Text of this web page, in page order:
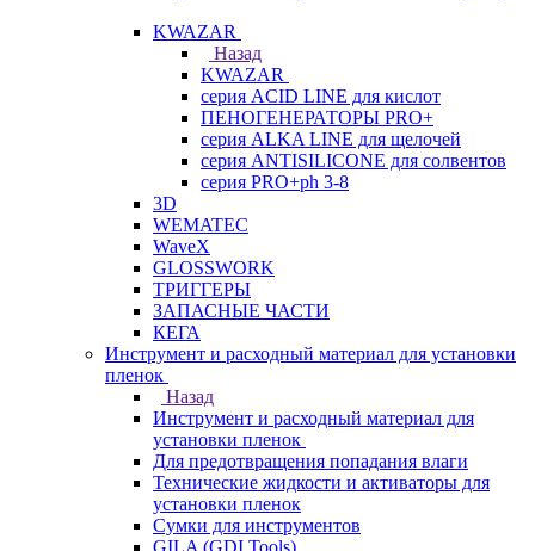
KWAZAR
Назад
KWAZAR
серия ACID LINE для кислот
ПЕНОГЕНЕРАТОРЫ PRO+
серия ALKA LINE для щелочей
серия ANTISILICONE для солвентов
серия PRO+ph 3-8
3D
WEMATEC
WaveX
GLOSSWORK
ТРИГГЕРЫ
ЗАПАСНЫЕ ЧАСТИ
КЕГА
Инструмент и расходный материал для установки
пленок
Назад
Инструмент и расходный материал для
установки пленок
Для предотвращения попадания влаги
Технические жидкости и активаторы для
установки пленок
Сумки для инструментов
GILA (GDI Tools)